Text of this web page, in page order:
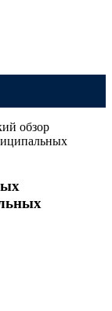
обзор